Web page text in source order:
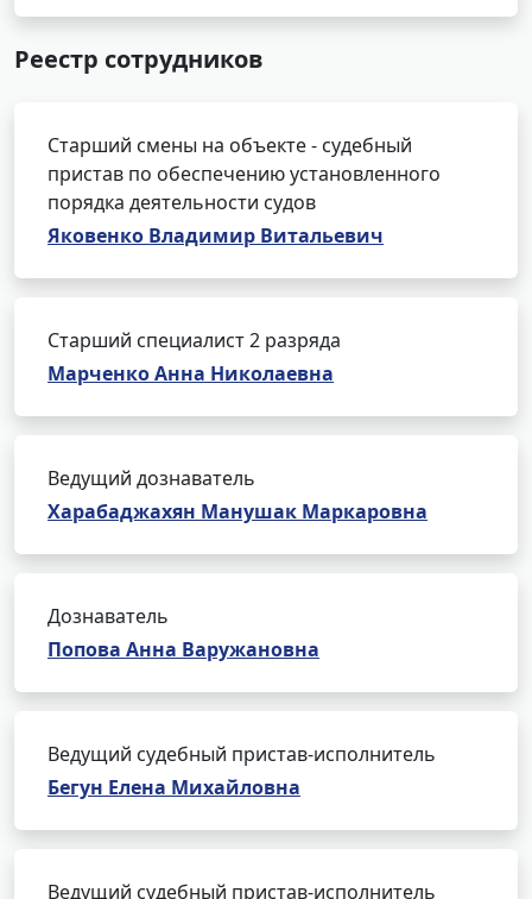
Реестр сотрудников
Старший смены на объекте - судебный
пристав по обеспечению установленного
порядка деятельности судов
Яковенко Владимир Витальевич
Старший специалист 2 разряда
Марченко Анна Николаевна
Ведущий дознаватель
Харабаджахян Манушак Маркаровна
Дознаватель
Попова Анна Варужановна
Ведущий судебный пристав-исполнитель
Бегун Елена Михайловна
Ведущий судебный пристав-исполнитель